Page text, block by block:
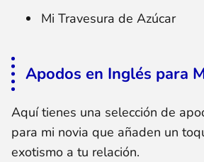
Mi Travesura de Azúcar
Apodos en Inglés para
Aquí tienes una selección de
para mi novia que añaden un
exotismo a tu relación.